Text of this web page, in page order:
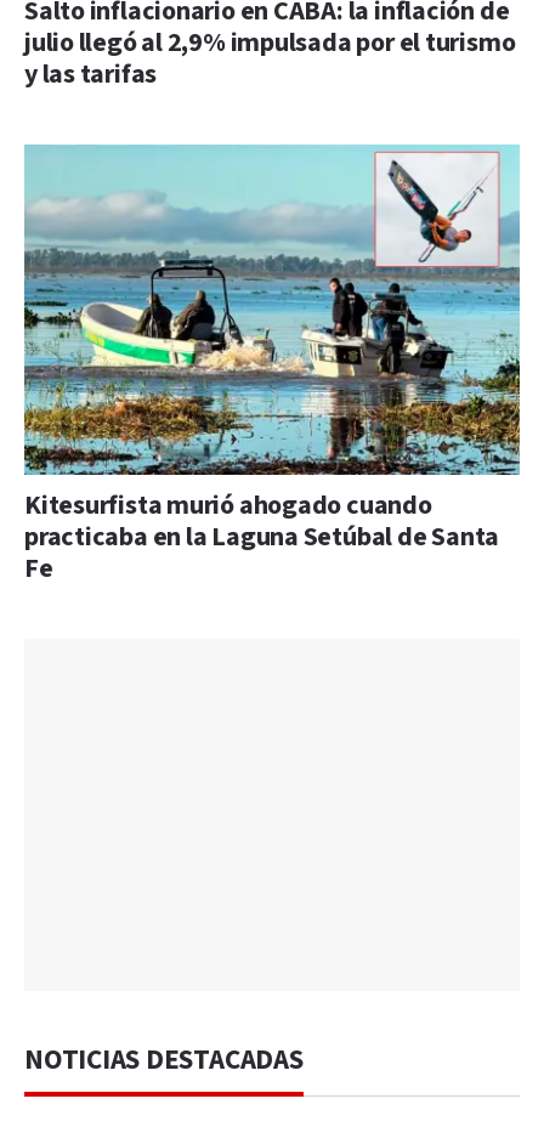
Salto inflacionario en CABA: la inflación de
julio llegó al 2,9% impulsada por el turismo
y las tarifas
Kitesurfista murió ahogado cuando
practicaba en la Laguna Setúbal de Santa
Fe
NOTICIAS DESTACADAS